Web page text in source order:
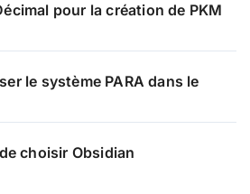
pour la création de PKM
le système PARA dans le
choisir Obsidian